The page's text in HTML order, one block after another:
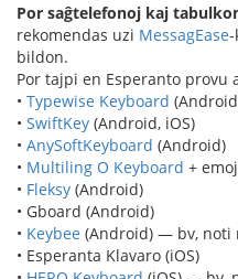
Por saĝtelefonoj kaj
rekomendas uzi MessagEase-
bildon.
Por tajpi en Esperanto provu
• Typewise Keyboard
• SwiftKey (Android, iOS)
• AnySoftKeyboard (Android)
• Multiling O Keyboard +
• Fleksy (Android)
• Gboard (Android)
• Keybee (Android) — bv, noti
• Esperanta Klavaro (iOS)